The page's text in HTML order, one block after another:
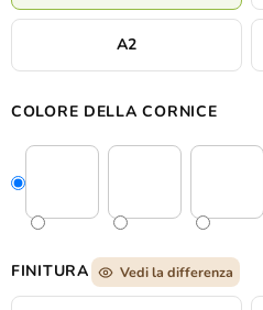
A2
COLORE DELLA CORNICE
FINITURA Vedi la differenza